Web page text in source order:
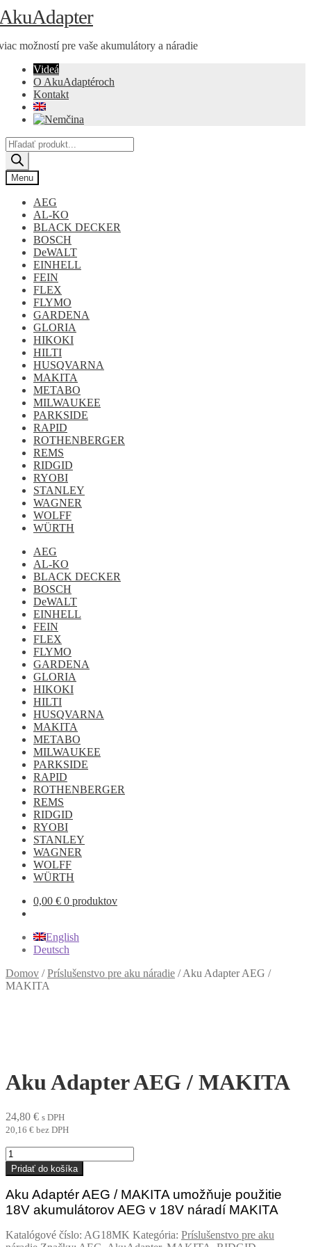
Preskočiť
na
Preskočiť
na
možností pre vaše akumulátory a náradie
Videá
O AkuAdaptéroch
Kontakt
Products
search
Menu
AEG
AL-KO
BLACK DECKER
BOSCH
DeWALT
EINHELL
FEIN
FLEX
FLYMO
GARDENA
GLORIA
HIKOKI
HILTI
HUSQVARNA
MAKITA
METABO
MILWAUKEE
PARKSIDE
RAPID
ROTHENBERGER
REMS
RIDGID
RYOBI
STANLEY
WAGNER
WOLFF
WÜRTH
AEG
AL-KO
BLACK DECKER
BOSCH
DeWALT
EINHELL
FEIN
FLEX
FLYMO
GARDENA
GLORIA
HIKOKI
HILTI
HUSQVARNA
MAKITA
METABO
MILWAUKEE
PARKSIDE
RAPID
ROTHENBERGER
REMS
RIDGID
RYOBI
STANLEY
WAGNER
WOLFF
WÜRTH
0,00 € 0 produktov
English
Deutsch
Domov /Príslušenstvo pre aku náradie /Aku Adapter AEG /
MAKITA
Aku Adapter AEG / MAKITA
24,80 € s DPH
20,16 € bez DPH
množstvo
Aku
Adapter
AEG
/
MAKITA
Pridať do košíka
Aku Adaptér AEG / MAKITA umožňuje použitie
18V akumulátorov AEG v 18V náradí MAKITA
Katalógové číslo: AG18MK Kategória: Príslušenstvo pre aku